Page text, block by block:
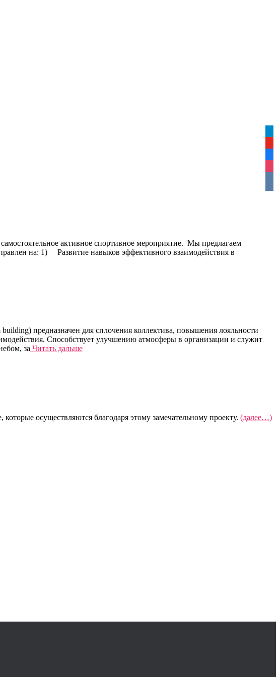
активное спортивное мероприятие. Мы предлагаем
на: 1) Развитие навыков эффективного взаимодействия в
предназначен для сплочения коллектива, повышения лояльности
Способствует улучшению атмосферы в организации и служит
за Читать дальше
осуществляются благодаря этому замечательному проекту. (далее…)